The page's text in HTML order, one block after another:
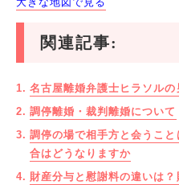
関連記事:
名古屋離婚弁護士ヒラソルの
調停離婚・裁判離婚について
調停の場で相手方と会うこ
合はどうなりますか
財産分与と慰謝料の違いは